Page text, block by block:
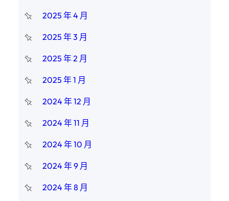
2025 年 4 月
2025 年 3 月
2025 年 2 月
2025 年 1 月
2024 年 12 月
2024 年 11 月
2024 年 10 月
2024 年 9 月
2024 年 8 月